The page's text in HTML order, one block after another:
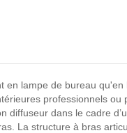
en lampe de bureau qu'en
professionnels ou
diffuseur dans le cadre
La structure à bras